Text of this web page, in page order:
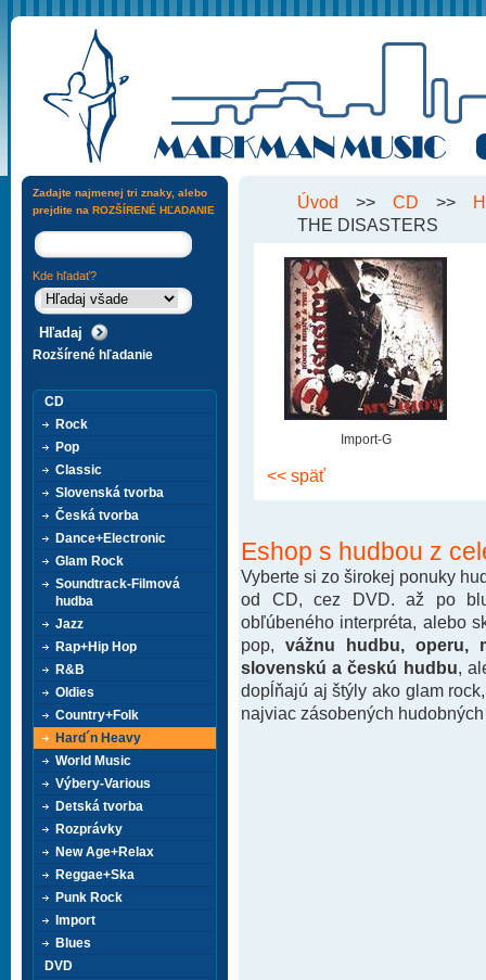
Úvod >> CD >>
THE DISASTERS
Import-G
<< späť
Eshop s hudbou z
Vyberte si zo širokej ponuky
od CD, cez DVD. až po
obľúbeného interpréta, alebo
pop, vážnu hudbu, operu,
slovenskú a českú hudbu ,
dopĺňajú aj štýly ako glam
najviac zásobených
Zadajte najmenej tri znaky, alebo
prejdite na ROZŠÍRENÉ HĽADANIE
Kde hľadať?
Rozšírené hľadanie
CD
Rock
Pop
Classic
Slovenská tvorba
Česká tvorba
Dance+Electronic
Glam Rock
Soundtrack-Filmová
hudba
Jazz
Rap+Hip Hop
R&B
Oldies
Country+Folk
Hard´n Heavy
World Music
Výbery-Various
Detská tvorba
Rozprávky
New Age+Relax
Reggae+Ska
Punk Rock
Import
Blues
DVD